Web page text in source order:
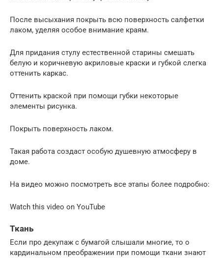
После высыхания покрыть всю поверхность салфетки
лаком, уделяя особое внимание краям.
Для придания стулу естественной старины смешать
белую и коричневую акриловые краски и губкой слегка
оттенить каркас.
Оттенить краской при помощи губки некоторые
элементы рисунка.
Покрыть поверхность лаком.
Такая работа создаст особую душевную атмосферу в
доме.
На видео можно посмотреть все этапы более подробно:
Watch this video on YouTube
Ткань
Если про декупаж с бумагой слышали многие, то о
кардинальном преображении при помощи ткани знают